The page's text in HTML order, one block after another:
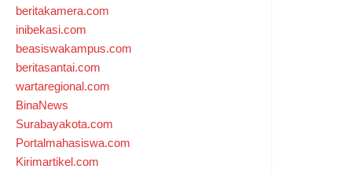
beritakamera.com
inibekasi.com
beasiswakampus.com
beritasantai.com
wartaregional.com
BinaNews
Surabayakota.com
Portalmahasiswa.com
Kirimartikel.com